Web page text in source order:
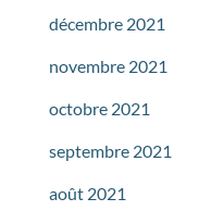
décembre 2021
novembre 2021
octobre 2021
septembre 2021
août 2021